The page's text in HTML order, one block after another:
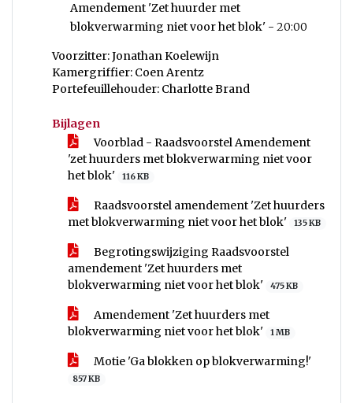
Amendement 'Zet huurder met
blokverwarming niet voor het blok' - 20:00
Voorzitter: Jonathan Koelewijn
Kamergriffier: Coen Arentz
Portefeuillehouder: Charlotte Brand
Bijlagen
Voorblad - Raadsvoorstel Amendement
'zet huurders met blokverwarming niet voor
het blok'
116 KB
Raadsvoorstel amendement 'Zet huurders
met blokverwarming niet voor het blok'
135 KB
Begrotingswijziging Raadsvoorstel
amendement 'Zet huurders met
blokverwarming niet voor het blok'
475 KB
Amendement 'Zet huurders met
blokverwarming niet voor het blok'
1 MB
Motie 'Ga blokken op blokverwarming!'
857 KB